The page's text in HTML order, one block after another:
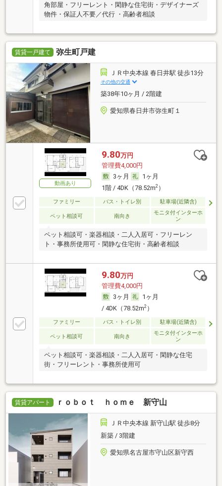
角部屋・フリーレント・閑静な住宅街・デザイナーズ
物件・保証人不要／代行 ・高齢者相談
賃貸一戸建て 弥生町戸建
ＪＲ中央本線 春日井駅 徒歩13分
その他の交通
築38年10ヶ月 / 2階建
愛知県春日井市弥生町１
動画あり
9.80万円
管理費4,000円
3ヶ月
1ヶ月
1階 / 4DK（78.52m2）
ファミリー バス・トイレ別 駐車場(近隣含)
ペット相談可 南向き
モニタ付インターホ
ン
ペット相談可・楽器相談・二人入居可・フリーレン
ト・事務所使用可・閑静な住宅街・高齢者相談
9.80万円
管理費4,000円
3ヶ月
1ヶ月
/ 4DK（78.52m2）
ファミリー バス・トイレ別 駐車場(近隣含)
ペット相談可 南向き
モニタ付インターホ
ン
ペット相談可・楽器相談・二人入居可・閑静な住宅
街・フリーレント・事務所使用可
賃貸アパート ｒｏｂｏｔ ｈｏｍｅ 新守山
ＪＲ中央本線 新守山駅 徒歩8分
新築 / 3階建
愛知県名古屋市守山区新守西